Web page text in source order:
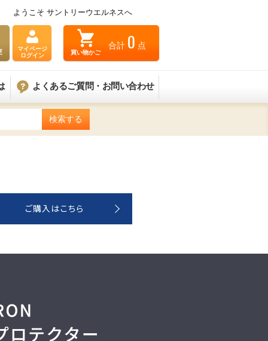
ようこそ サントリーウエルネスへ
マイページ
ログイン
買い物かご
合計 0 点
よくあるご質問・お問い合わせ
ご購入はこちら